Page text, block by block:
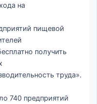
на
пищевой
получить
труда».
740 предприятий